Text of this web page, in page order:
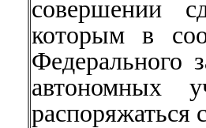
совершении
которым в
Федерального
автономных
распоряжаться